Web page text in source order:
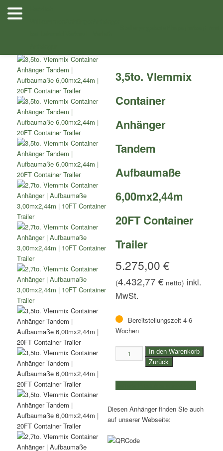
Zum
Inhalt
Shop
3,5to. Vlemmix
Container
Anhänger
Tandem
Aufbaumaße
6,00mx2,44m
20FT Container
Trailer
5.275,00 €
(4.432,77 € netto)
Bereitstellungszeit 4-6
Wochen
3,5to.
Vlemmix
Anhänger
Tandem
Aufbaumaße
6,00mx2,44m
|
20FT
In den Warenkorb
Zurück
Diesen Anhänger finden Sie auch
auf unserer Webseite: